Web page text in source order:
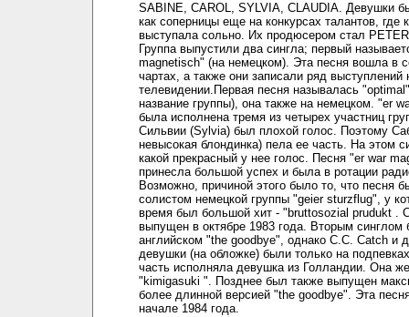
SABINE, CAROL, SYLVIA, CLAUDIA. Девушки
как соперницы еще на конкурсах талантов, где
выступала сольно. Их продюсером стал
Группа выпустили два сингла; первый
magnetisch" (на немецком). Эта песня вошла в
чартах, а также они записали ряд выступлений
телевидении.Первая песня называлась
название группы), она также на немецком. "er
была исполнена тремя из четырех участниц
Сильвии (Sylvia) был плохой голос. Поэтому
невысокая блондинка) пела ее часть. На этом
какой прекрасный у нее голос. Песня "er war
принесла большой успех и была в ротации
Возможно, причиной этого было то, что песня
солистом немецкой группы "geier sturzflug", у
время был большой хит - "bruttosozial prudukt .
выпущен в октябре 1983 года. Вторым синглом
английском "the goodbye", однако С.С. Catch и
девушки (на обложке) были только на
часть исполняла девушка из Голландии. Она
"kimigasuki ". Позднее был также выпущен
более длинной версией "the goodbye". Эта
начале 1984 года.